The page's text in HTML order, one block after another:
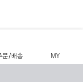
문/배송 MY